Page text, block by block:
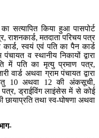
सत्यापित किया हुआ पासपोर्ट
राशनकार्ड, मतदाता परिचय पत्र
स्वयं एवं पति का पैन कार्ड
व स्थानीय निकायों द्वारा
में पति का मृत्यु प्रमाण पत्र,
वार्ड अथवा ग्राम पंचायत द्वारा
10 अथवा 12 की अंकसूची,
पत्र, ड्राईविंग लाइंसेस में से कोई
तथा स्व-घोषणा अथवा